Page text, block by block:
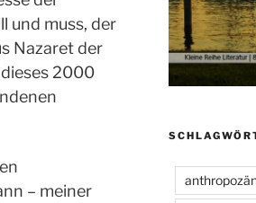
und muss, der
Nazaret der
2000
– meiner